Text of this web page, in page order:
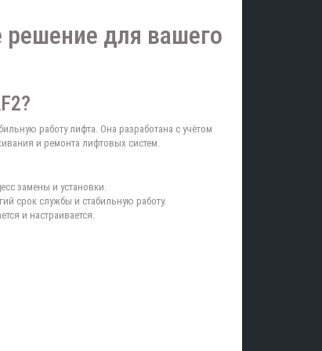
решение для вашего
работу лифта. Она разработана с учётом
и ремонта лифтовых систем.
замены и установки.
срок службы и стабильную работу.
и настраивается.